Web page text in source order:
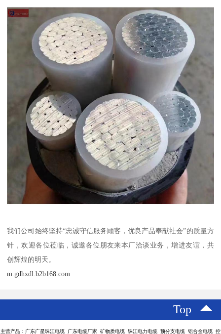
我们公司始终坚持“忠诚守信服务顾客，优良产品奉献社会”的质量方
针，欢迎各位莅临，诚邀各位朋友来本厂洽谈业务，增进友谊，共
创辉煌的明天。
m.gdhxdl.b2b168.com
Top
主营产品：广东广星珠江电缆 广东电缆厂家 矿物质电缆 铢江电力电缆 预分支电缆 铝合金电缆 控